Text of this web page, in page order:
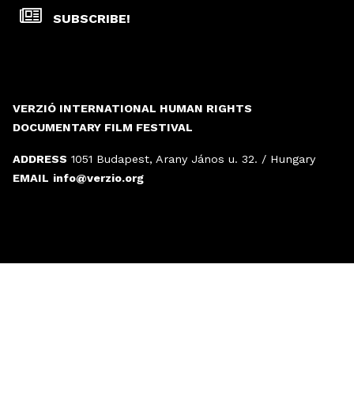
a
VERZIÓ INTERNATIONAL HUMAN RIGHTS
DOCUMENTARY FILM FESTIVAL
ADDRESS 1051 Budapest, Arany János u. 32. / Hungary
EMAIL info@verzio.org
SUBSCRIBE!